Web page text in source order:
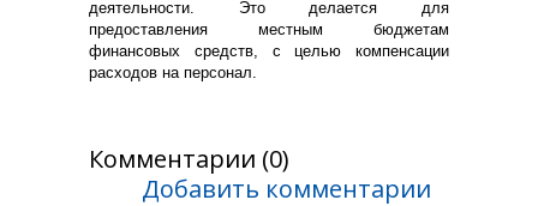
деятельности. Это делается для
предоставления местным бюджетам
финансовых средств, с целью компенсации
расходов на персонал.
Комментарии (0)
Добавить комментарии